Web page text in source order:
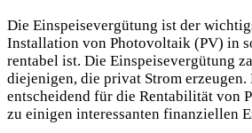
Die Einspeisevergütung ist der
Installation von Photovoltaik (PV) in
rentabel ist. Die Einspeisevergütung
diejenigen, die privat Strom erzeugen.
entscheidend für die Rentabilität von
zu einigen interessanten finanziellen